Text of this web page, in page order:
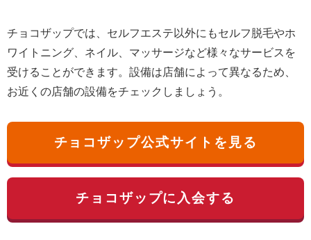
チョコザップでは、セルフエステ以外にもセルフ脱毛やホ
ワイトニング、ネイル、マッサージなど様々なサービスを
受けることができます。設備は店舗によって異なるため、
お近くの店舗の設備をチェックしましょう。
チョコザップ公式サイトを見る
チョコザップに入会する